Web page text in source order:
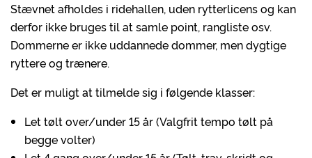
Stævnet afholdes i ridehallen, uden rytterlicens og kan
derfor ikke bruges til at samle point, rangliste osv.
Dommerne er ikke uddannede dommer, men dygtige
ryttere og trænere.
Det er muligt at tilmelde sig i følgende klasser:
Let tølt over/under 15 år (Valgfrit tempo tølt på
begge volter)